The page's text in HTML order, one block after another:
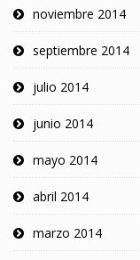
noviembre 2014
septiembre 2014
julio 2014
junio 2014
mayo 2014
abril 2014
marzo 2014